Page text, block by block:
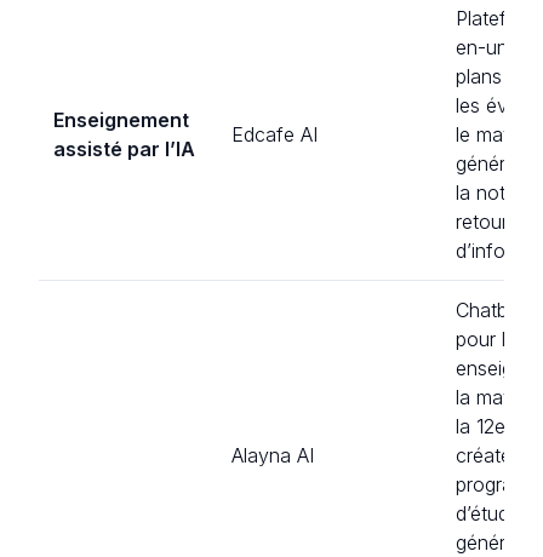
Enseignement
assisté par l’IA
Edcafe AI
en-un
plans de
les
le matériel
généré
la
retour
Alayna AI
Chatbot
pour les
la
la 12e
créateur
d’études,